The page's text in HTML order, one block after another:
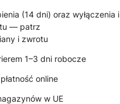
(14 dni) oraz wyłączenia i
— patrz
i zwrotu
1–3 dni robocze
online
w UE